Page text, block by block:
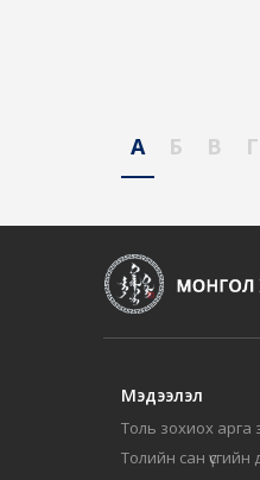
А Б В Г
Мэдээлэл
Толь зохиох арга
Толийн сан